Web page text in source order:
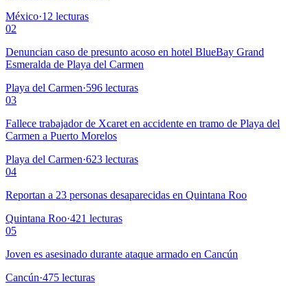
México·12 lecturas
02
Denuncian caso de presunto acoso en hotel BlueBay Grand
Esmeralda de Playa del Carmen
Playa del Carmen·596 lecturas
03
Fallece trabajador de Xcaret en accidente en tramo de Playa del
Carmen a Puerto Morelos
Playa del Carmen·623 lecturas
04
Reportan a 23 personas desaparecidas en Quintana Roo
Quintana Roo·421 lecturas
05
Joven es asesinado durante ataque armado en Cancún
Cancún·475 lecturas